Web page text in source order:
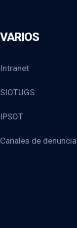
VARIOS
Intranet
SIOTUGS
IPSOT
Canales de denuncia